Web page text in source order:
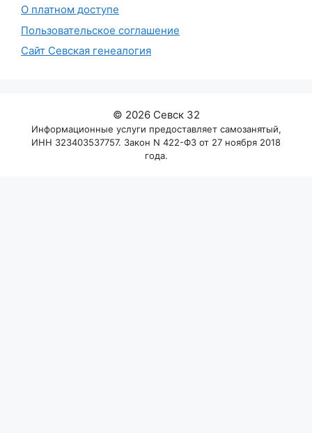
О платном доступе
Пользовательское соглашение
Сайт Севская генеалогия
© 2026 Севск 32
Информационные услуги предоставляет самозанятый,
ИНН 323403537757. Закон N 422-ФЗ от 27 ноября 2018
года.